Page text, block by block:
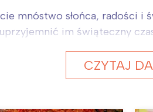
mnóstwo słońca, radości i
im świąteczny
CZYTAJ